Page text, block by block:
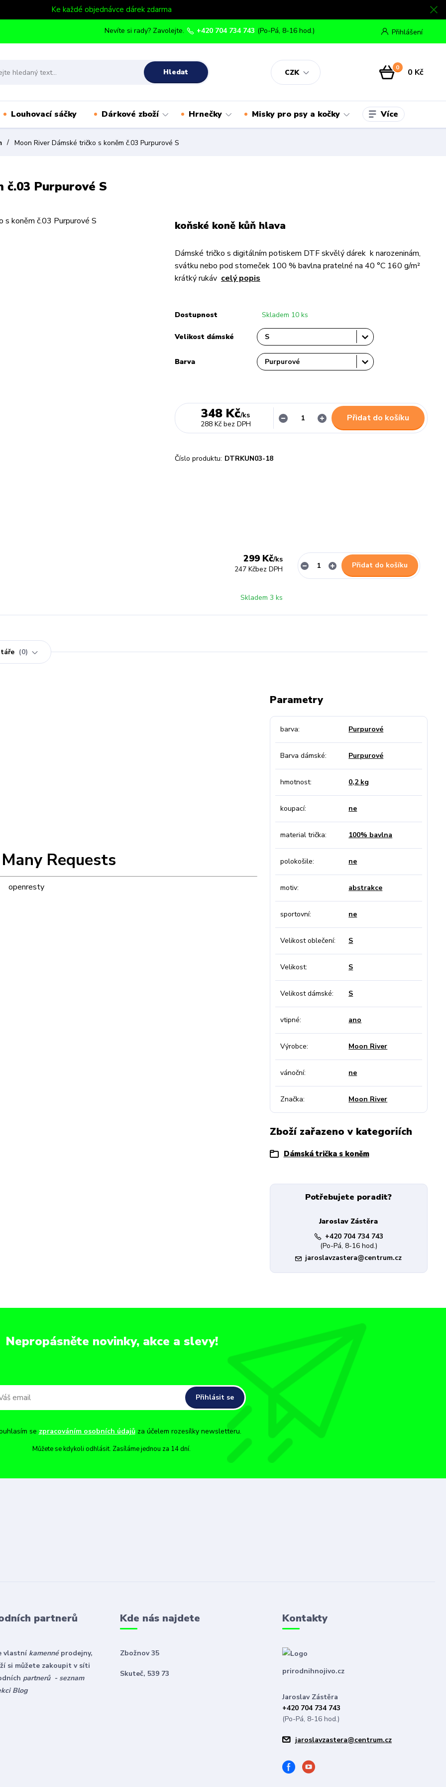
Ke každé objednávce dárek zdarma
CZK
Přihlášení
Hledat
Nevíte si rady? Zavolejte. +420 704 734 743 (Po-Pá, 8-16 hod.)
0 0 Kč
Louhovací sáčky Dárkové zboží Hrnečky Misky pro psy a kočky Více
Moon River Dámské tričko s koněm č.03 Purpurové S
č.03 Purpurové S
koňské koně kůň hlava
Dámské tričko s digitálním potiskem DTF skvělý dárek k narozeninám,
svátku nebo pod stomeček 100 % bavlna pratelné na 40 °C 160 g/m²
krátký rukáv celý popis
Dostupnost Skladem 10 ks
Velikost dámské
Barva
348 Kč/ks
288 Kč bez DPH
Přidat do košíku
Číslo produktu: DTRKUN03-18
299 Kč/ks
247 Kčbez DPH
Skladem 3 ks
Přidat do košíku
0
Requests
openresty
Parametry
barva Purpurové
Barva dámské Purpurové
hmotnost 0,2 kg
koupací ne
material trička 100% bavlna
polokošile ne
motiv abstrakce
sportovní ne
Velikost oblečení S
Velikost S
Velikost dámské S
vtipné ano
Výrobce Moon River
vánoční ne
Značka Moon River
Zboží zařazeno v kategoriích
Dámská trička s koněm
Potřebujete poradit?
Jaroslav Zástěra
+420 704 734 743
(Po-Pá, 8-16 hod.)
jaroslavzastera@centrum.cz
Nepropásněte novinky, akce a slevy!
Přihlásit se
se zpracováním osobních údajůza účelem rozesílky newsletteru.
Můžete se kdykoli odhlásit. Zasíláme jednou za 14 dní.
partnerů
vlastní kamennéprodejny,
si můžete zakoupit v síti
partnerů - seznam
Blog
Kde nás najdete
Zbožnov 35
Skuteč, 539 73
Kontakty
prirodnihnojivo.cz
Jaroslav Zástěra
+420 704 734 743
(Po-Pá, 8-16 hod.)
jaroslavzastera@centrum.cz